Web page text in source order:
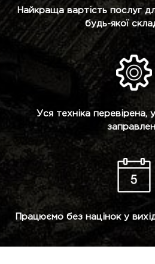
Найкраща вартість послуг
будь-якої
Уся техніка перевірена,
Працюємо без націнок у